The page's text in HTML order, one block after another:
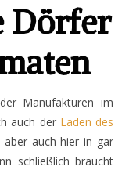
Dörfer
Manufakturen im
auch der Laden des
aber auch hier in gar
schließlich braucht